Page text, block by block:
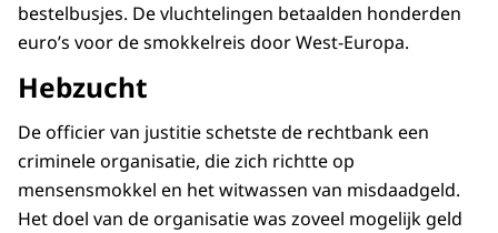
bestelbusjes. De vluchtelingen betaalden honderden
euro’s voor de smokkelreis door West-Europa.
Hebzucht
De officier van justitie schetste de rechtbank een
criminele organisatie, die zich richtte op
mensensmokkel en het witwassen van misdaadgeld.
Het doel van de organisatie was zoveel mogelijk geld